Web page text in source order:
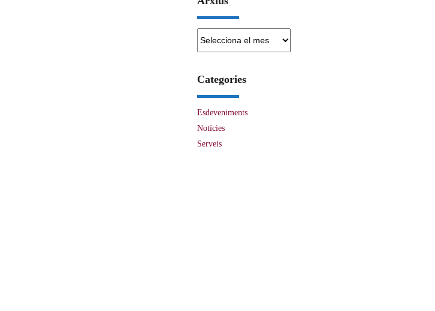
Categories
Esdeveniments
Notícies
Serveis